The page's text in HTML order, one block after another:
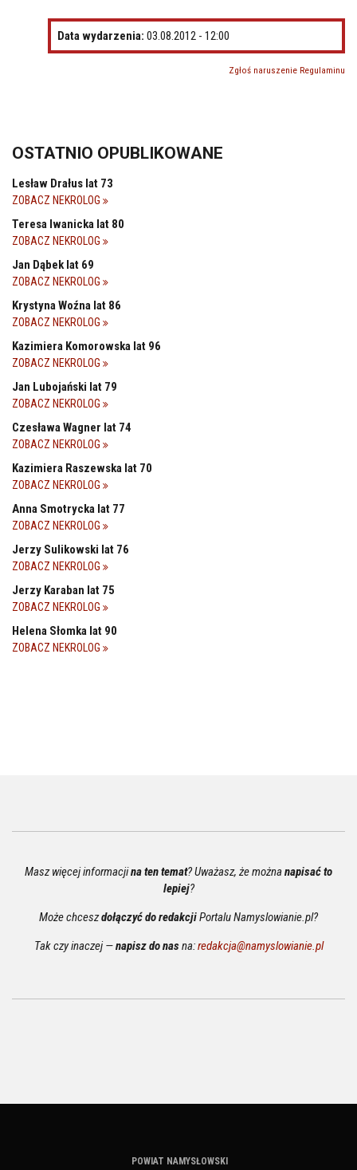
Data wydarzenia: 03.08.2012 - 12:00
Zgłoś naruszenie Regulaminu
OSTATNIO OPUBLIKOWANE
Lesław Drałus lat 73
ZOBACZ NEKROLOG
Teresa Iwanicka lat 80
ZOBACZ NEKROLOG
Jan Dąbek lat 69
ZOBACZ NEKROLOG
Krystyna Woźna lat 86
ZOBACZ NEKROLOG
Kazimiera Komorowska lat 96
ZOBACZ NEKROLOG
Jan Lubojański lat 79
ZOBACZ NEKROLOG
Czesława Wagner lat 74
ZOBACZ NEKROLOG
Kazimiera Raszewska lat 70
ZOBACZ NEKROLOG
Anna Smotrycka lat 77
ZOBACZ NEKROLOG
Jerzy Sulikowski lat 76
ZOBACZ NEKROLOG
Jerzy Karaban lat 75
ZOBACZ NEKROLOG
Helena Słomka lat 90
ZOBACZ NEKROLOG
Masz więcej informacjina ten temat? Uważasz, że możnanapisać to
lepiej?
Może chceszdołączyć do redakcjiPortalu Namyslowianie.pl?
Tak czy inaczej —napisz do nasna:redakcja@namyslowianie.pl
POWIAT NAMYSŁOWSKI